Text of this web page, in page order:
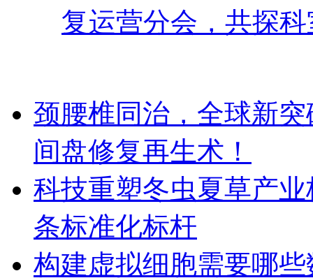
复运营分会，共探
颈腰椎同治，全球新突
间盘修复再生术！
科技重塑冬虫夏草产
条标准化标杆
构建虚拟细胞需要哪